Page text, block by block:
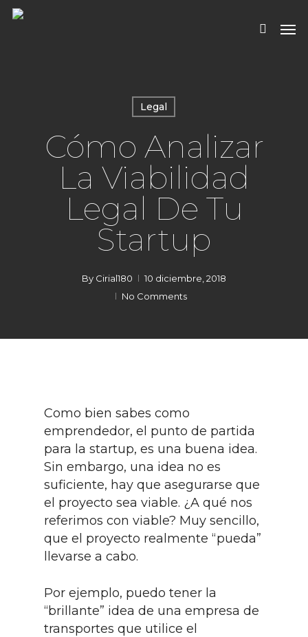
Skip
search
Legal
Cómo Analizar
La Viabilidad
Legal De Tu
Startup
By Cirial180
10 diciembre, 2018
No Comments
Como bien sabes como
emprendedor, el punto de partida
para la startup, es una buena idea.
Sin embargo, una idea no es
suficiente, hay que asegurarse que
el proyecto sea viable. ¿A qué nos
referimos con viable? Muy sencillo,
que el proyecto realmente “pueda”
llevarse a cabo.
Por ejemplo, puedo tener la
“brillante” idea de una empresa de
transportes que utilice el